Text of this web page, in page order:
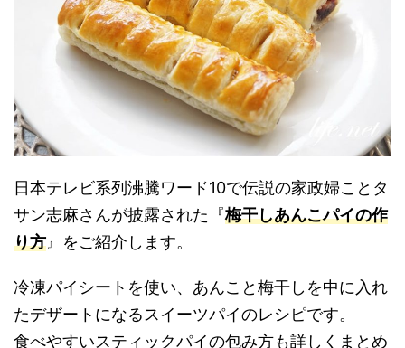
日本テレビ系列沸騰ワード10で伝説の家政婦ことタ
サン志麻さんが披露された『梅干しあんこパイの作
り方 』をご紹介します。
冷凍パイシートを使い、あんこと梅干しを中に入れ
たデザートになるスイーツパイのレシピです。
食べやすいスティックパイの包み方も詳しくまとめ